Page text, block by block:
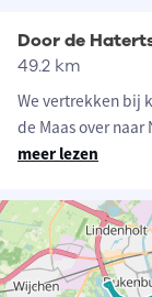
Door de
49.2 km
We vertrekken bij
de Maas over
meer lezen